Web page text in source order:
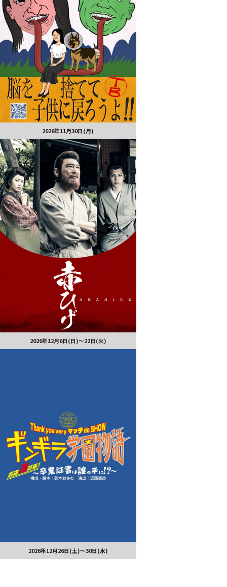
2026年11月30日(月)
2026年12月6日(日)～22日(火)
2026年12月26日(土)～30日(水)